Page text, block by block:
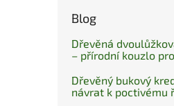
Blog
Dřevěná
– přírodní kouzlo
Dřevěný bukový
návrat k poctivému